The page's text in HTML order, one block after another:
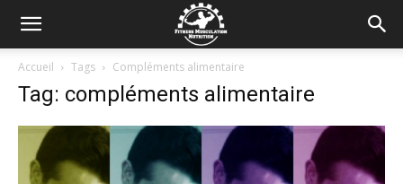
Accueil Tags Compléments alimentaire
Tag: compléments alimentaire